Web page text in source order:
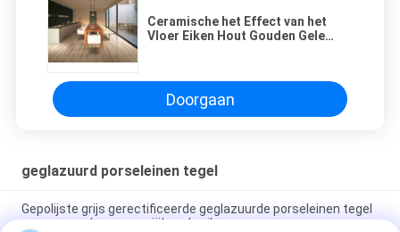
Ceramische het Effect van het
Vloer Eiken Hout Gouden Gele
Doorgaan
geglazuurd porseleinen tegel
Gepolijste grijs gerectificeerde geglazuurde porseleinen tegel
voor woon- / commerciële gebruik